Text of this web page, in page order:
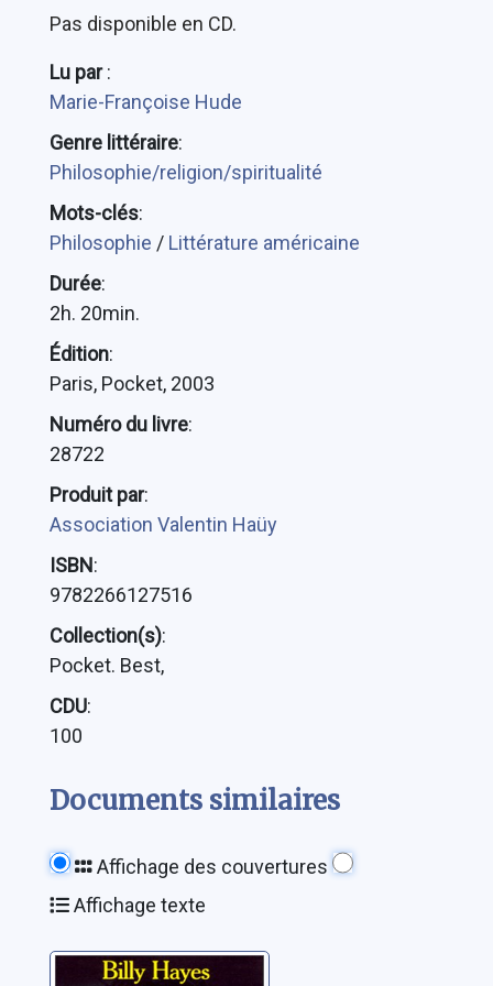
Pas disponible en CD.
Lu par:
Marie-Françoise Hude
Genre littéraire:
Philosophie/religion/spiritualité
Mots-clés:
Philosophie / Littérature américaine
Durée:
2h. 20min.
Édition:
Paris, Pocket, 2003
Numéro du livre:
28722
Produit par:
Association Valentin Haüy
ISBN:
9782266127516
Collection(s):
Pocket. Best,
CDU:
100
Documents similaires
Affichage des couvertures
Affichage texte
Midnight